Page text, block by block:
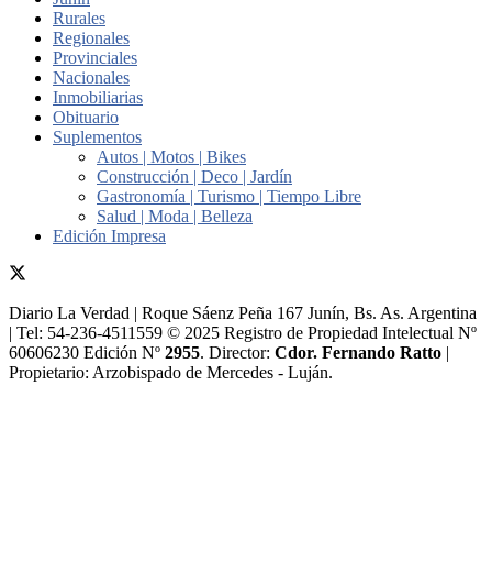
Rurales
Regionales
Provinciales
Nacionales
Inmobiliarias
Obituario
Suplementos
Autos | Motos | Bikes
Construcción | Deco | Jardín
Gastronomía | Turismo | Tiempo Libre
Salud | Moda | Belleza
Edición Impresa
Diario La Verdad | Roque Sáenz Peña 167 Junín, Bs. As. Argentina
| Tel: 54-236-4511559 © 2025 Registro de Propiedad Intelectual Nº
60606230 Edición Nº 2955. Director:​ Cdor. Fernando Ratto |
Propietario:​ Arzobispado de Mercedes - Luján.